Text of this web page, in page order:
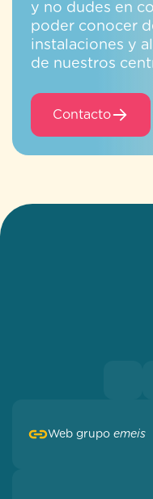
y no dudes en
poder conocer
instalaciones y
de nuestros
Contacto
Web grupo emeis